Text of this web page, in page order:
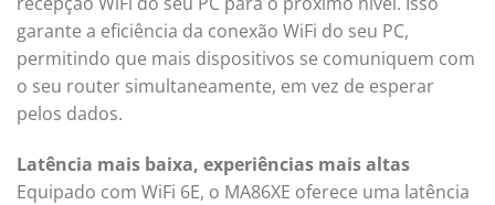
garante a eficiência da conexão WiFi do seu PC,
permitindo que mais dispositivos se comuniquem com
o seu router simultaneamente, em vez de esperar
pelos dados.
Latência mais baixa, experiências mais altas
Equipado com WiFi 6E, o MA86XE oferece uma latência